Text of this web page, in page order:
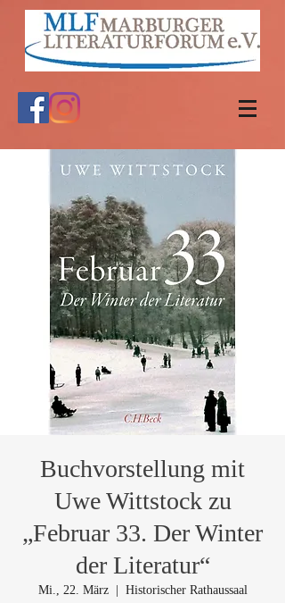
Buchvorstellung mit
Uwe Wittstock zu
„Februar 33. Der Winter
der Literatur“
Mi., 22. März
  |
Historischer Rathaussaal